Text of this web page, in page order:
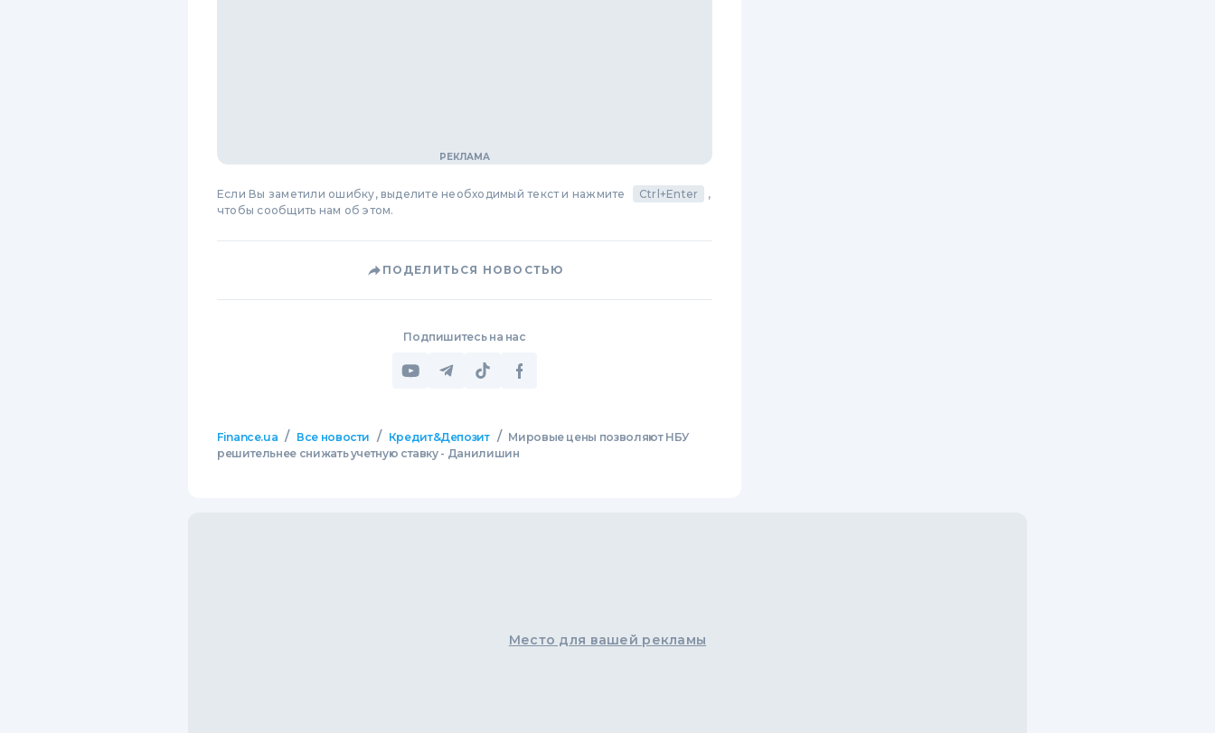
Если Вы заметили ошибку, выделите необходимый текст и нажмите Ctrl+Enter
,
чтобы сообщить нам об этом.
ПОДЕЛИТЬСЯ НОВОСТЬЮ
Подпишитесь на нас
Finance.ua / Все новости / Кредит&Депозит / Мировые цены позволяют НБУ
решительнее снижать учетную ставку - Данилишин
Место для вашей рекламы